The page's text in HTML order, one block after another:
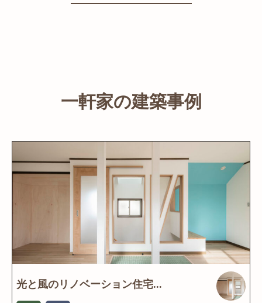
一軒家の建築事例
光と風のリノベーション住宅...